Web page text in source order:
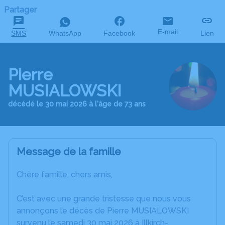
Partager
SMS WhatsApp Facebook E-mail Lien
Pierre
MUSIALOWSKI
décédé le 30 mai 2026 à l'âge de 73 ans
Message de la famille
Chère famille, chers amis,
C’est avec une grande tristesse que nous vous
annonçons le décès de Pierre MUSIALOWSKI
survenu le samedi 30 mai 2026 à Illkirch-